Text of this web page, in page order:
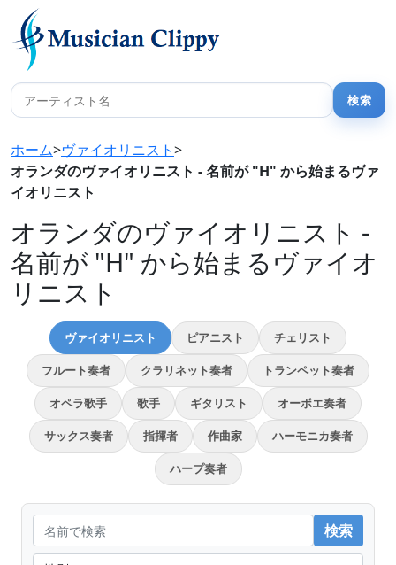
ホーム>ヴァイオリニスト>
オランダのヴァイオリニスト - 名前が "H" から始まるヴァ
イオリニスト
オランダのヴァイオリニスト -
名前が "H" から始まるヴァイオ
リニスト
ヴァイオリニスト ピアニスト チェリスト
フルート奏者 クラリネット奏者 トランペット奏者
オペラ歌手 歌手 ギタリスト オーボエ奏者
サックス奏者 指揮者 作曲家 ハーモニカ奏者
ハープ奏者